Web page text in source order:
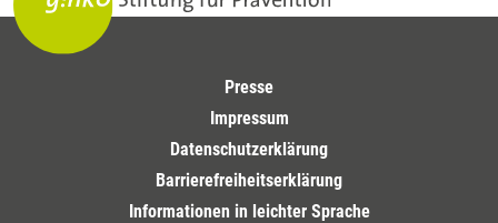
Presse
Impressum
Datenschutzerklärung
Barrierefreiheitserklärung
Informationen in leichter Sprache